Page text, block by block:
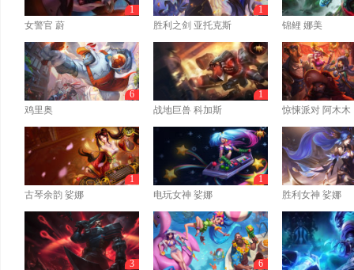
女警官 蔚
1
胜利之剑 亚托克斯
1
锦鲤 娜美
鸡里奥
6
战地巨兽 科加斯
1
惊悚派对 阿木木
古琴余韵 娑娜
1
电玩女神 娑娜
1
胜利女神 娑娜
3
6